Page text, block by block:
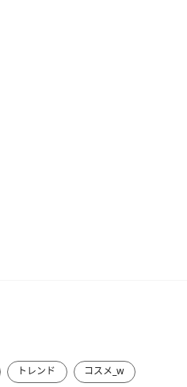
トレンド
コスメ_w